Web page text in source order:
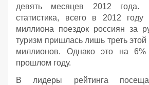
девять месяцев 2012 года.
статистика, всего в 2012 году
миллиона поездок россиян за
туризм пришлась лишь треть
миллионов. Однако это на
прошлом году.
В лидеры рейтинга